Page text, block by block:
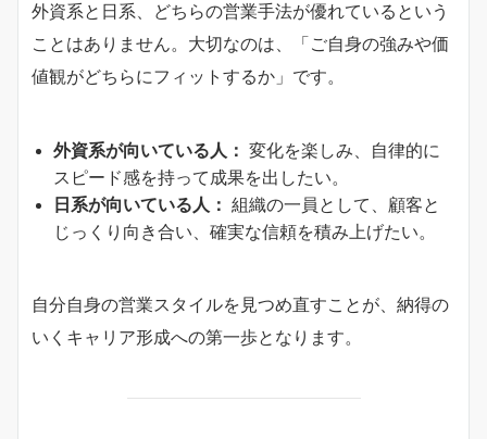
外資系と日系、どちらの営業手法が優れているという
ことはありません。大切なのは、「ご自身の強みや価
値観がどちらにフィットするか」です。
外資系が向いている人： 変化を楽しみ、自律的に
スピード感を持って成果を出したい。
日系が向いている人： 組織の一員として、顧客と
じっくり向き合い、確実な信頼を積み上げたい。
自分自身の営業スタイルを見つめ直すことが、納得の
いくキャリア形成への第一歩となります。